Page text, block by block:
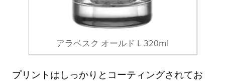
アラベスク オールド L 320ml
プリントはしっかりとコーティングされてお